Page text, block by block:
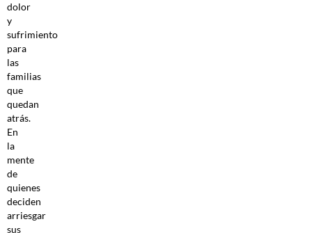
dolor
y
sufrimiento
para
las
familias
que
quedan
atrás.
En
la
mente
de
quienes
deciden
arriesgar
sus